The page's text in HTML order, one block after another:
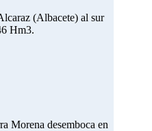
(Albacete) al sur
Hm3.
Morena desemboca en